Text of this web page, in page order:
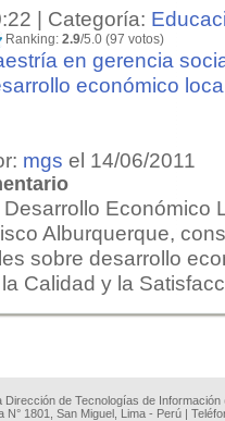
| Categoría:
Ranking: 2.9/5.0 (97 votos)
en gerencia
económico
mgs el 14/06/2011
Económico
Alburquerque,
sobre desarrollo
Calidad y la
Dirección de Tecnologías de
N° 1801, San Miguel, Lima - Perú |